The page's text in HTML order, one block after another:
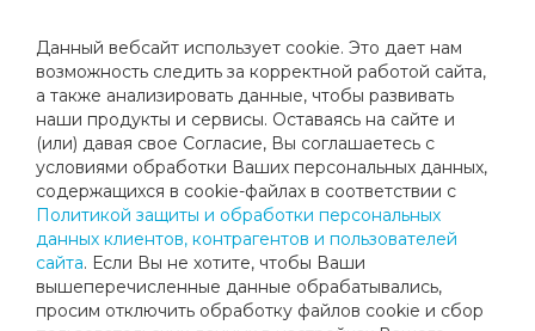
Данный вебсайт использует cookie. Это дает нам
возможность следить за корректной работой сайта,
а также анализировать данные, чтобы развивать
наши продукты и сервисы. Оставаясь на сайте и
(или) давая свое Согласие, Вы соглашаетесь с
условиями обработки Ваших персональных данных,
содержащихся в cookie-файлах в соответствии с
Политикой защиты и обработки персональных
данных клиентов, контрагентов и пользователей
сайта. Если Вы не хотите, чтобы Ваши
вышеперечисленные данные обрабатывались,
просим отключить обработку файлов cookie и сбор
ТУРНИРЫ РТТ - МАЙ
Поздравляем наших учеников - призеров майских
турниров РТТ!
Карим Эл-Лаккис стал чемпионом сразу двух турниров в
возрастной категории до 13 лет:
- Первенства городского округа Воскресенск «Кубок